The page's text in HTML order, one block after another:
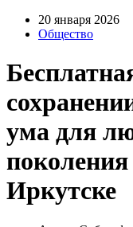
20 января 2026
Общество
ума для
Иркутске